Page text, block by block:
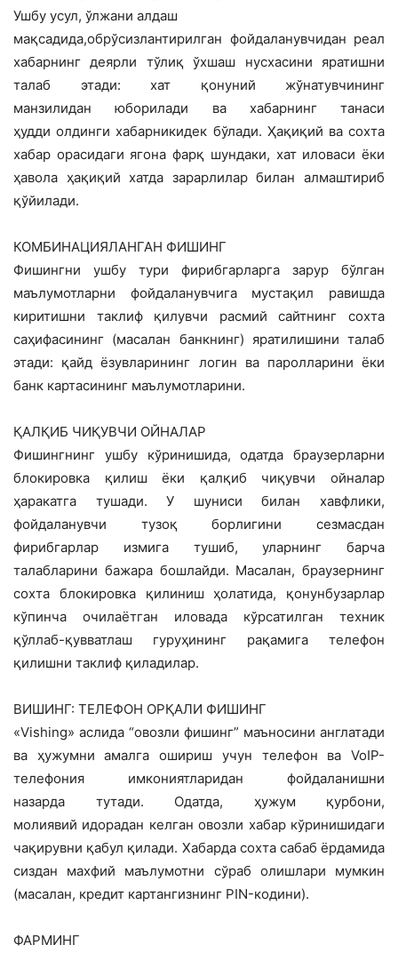
Ушбу усул, ўлжани алдаш
мақсадида,обрўсизлантирилган фойдаланувчидан реал
хабарнинг деярли тўлиқ ўхшаш нусхасини яратишни
талаб этади: хат қонуний жўнатувчининг
манзилидан юборилади ва хабарнинг танаси
ҳудди олдинги хабарникидек бўлади. Ҳақиқий ва сохта
хабар орасидаги ягона фарқ шундаки, хат иловаси ёки
ҳавола ҳақиқий хатда зарарлилар билан алмаштириб
қўйилади.
КОМБИНАЦИЯЛАНГАН ФИШИНГ
Фишингни ушбу тури фирибгарларга зарур бўлган
маълумотларни фойдаланувчига мустақил равишда
киритишни таклиф қилувчи расмий сайтнинг сохта
саҳифасининг (масалан банкнинг) яратилишини талаб
этади: қайд ёзувларининг логин ва паролларини ёки
банк картасининг маълумотларини.
ҚАЛҚИБ ЧИҚУВЧИ ОЙНАЛАР
Фишингнинг ушбу кўринишида, одатда браузерларни
блокировка қилиш ёки қалқиб чиқувчи ойналар
ҳаракатга тушади. У шуниси билан хавфлики,
фойдаланувчи тузоқ борлигини сезмасдан
фирибгарлар измига тушиб, уларнинг барча
талабларини бажара бошлайди. Масалан, браузернинг
сохта блокировка қилиниш ҳолатида, қонунбузарлар
кўпинча очилаётган иловада кўрсатилган техник
қўллаб-қувватлаш гуруҳининг рақамига телефон
қилишни таклиф қиладилар.
ВИШИНГ: ТЕЛЕФОН ОРҚАЛИ ФИШИНГ
«Vishing» аслида “овозли фишинг” маъносини англатади
ва ҳужумни амалга ошириш учун телефон ва VoIP-
телефония имкониятларидан фойдаланишни
назарда тутади. Одатда, ҳужум қурбони,
молиявий идорадан келган овозли хабар кўринишидаги
чақирувни қабул қилади. Хабарда сохта сабаб ёрдамида
сиздан махфий маълумотни сўраб олишлари мумкин
(масалан, кредит картангизнинг PIN-кодини).
ФАРМИНГ